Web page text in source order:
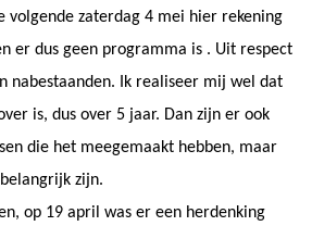
volgende zaterdag 4 mei hier rekening
er dus geen programma is . Uit respect
nabestaanden. Ik realiseer mij wel dat
is, dus over 5 jaar. Dan zijn er ook
die het meegemaakt hebben, maar
zijn.
op 19 april was er een herdenking